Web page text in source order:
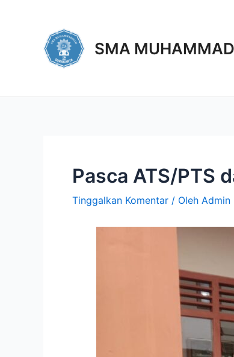
SMA
Pasca ATS/PTS
Tinggalkan Komentar / Oleh Admin